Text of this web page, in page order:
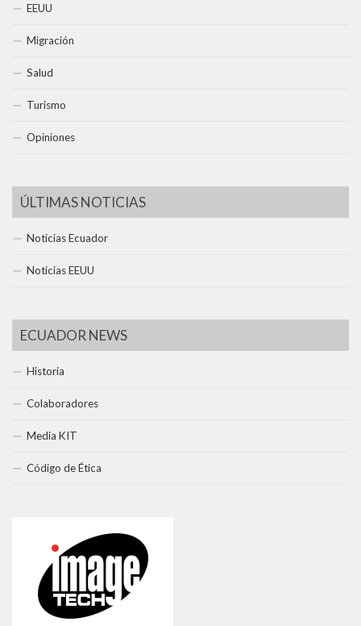
EEUU
Migración
Salud
Turismo
Opiniones
ÚLTIMAS NOTICIAS
Noticias Ecuador
Noticias EEUU
ECUADOR NEWS
Historia
Colaboradores
Media KIT
Código de Ética